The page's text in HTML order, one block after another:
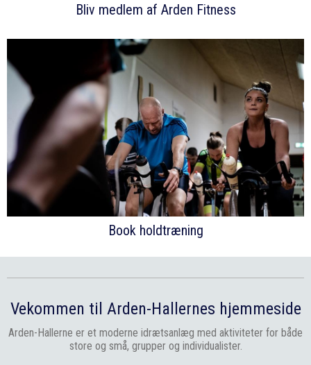
Bliv medlem af Arden Fitness
Book holdtræning
Vekommen til Arden-Hallernes hjemmeside
Arden-Hallerne er et moderne idrætsanlæg med aktiviteter for både
store og små, grupper og individualister.